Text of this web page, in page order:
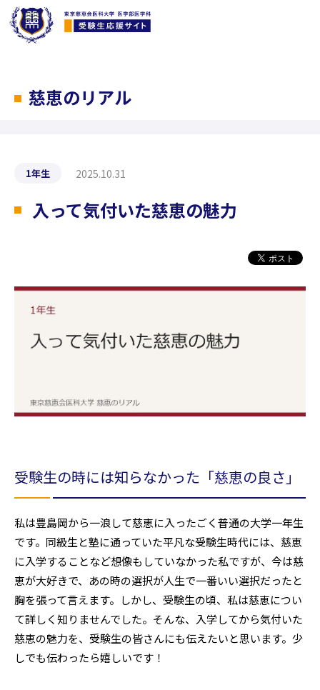
慈恵のリアル
入って気付いた慈恵の魅力
1年生 2025.10.31
受験生の時には知らなかった「慈恵の良さ」
私は豊島岡から一浪して慈恵に入ったごく普通の大学一年生
です。同級生と塾に通っていた平凡な受験生時代には、慈恵
に入学することなど想像もしていなかった私ですが、今は慈
恵が大好きで、あの時の選択が人生で一番いい選択だったと
胸を張って言えます。しかし、受験生の頃、私は慈恵につい
て詳しく知りませんでした。そんな、入学してから気付いた
慈恵の魅力を、受験生の皆さんにも伝えたいと思います。少
しでも伝わったら嬉しいです！